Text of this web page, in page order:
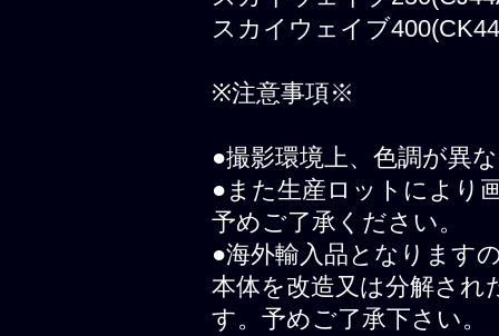
スカイウェイブ
※注意事項※
●撮影環境上、色調が異
●また生産ロットにより
予めご了承ください。
●海外輸入品となります
本体を改造又は分解され
す。予めご了承下さい。